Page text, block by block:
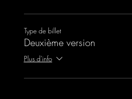
Type de billet
Deuxième version
Plus d'info